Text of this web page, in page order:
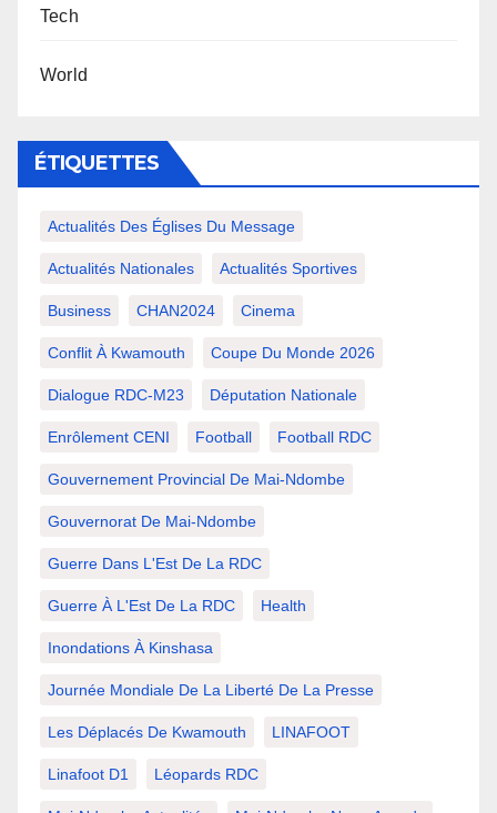
Tech
World
ÉTIQUETTES
Actualités Des Églises Du Message
Actualités Nationales Actualités Sportives
Business CHAN2024 Cinema
Conflit À Kwamouth Coupe Du Monde 2026
Dialogue RDC-M23 Députation Nationale
Enrôlement CENI Football Football RDC
Gouvernement Provincial De Mai-Ndombe
Gouvernorat De Mai-Ndombe
Guerre Dans L'Est De La RDC
Guerre À L'Est De La RDC Health
Inondations À Kinshasa
Journée Mondiale De La Liberté De La Presse
Les Déplacés De Kwamouth LINAFOOT
Linafoot D1 Léopards RDC